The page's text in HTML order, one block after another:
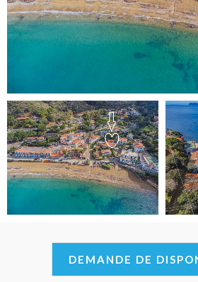
DEMANDE DE